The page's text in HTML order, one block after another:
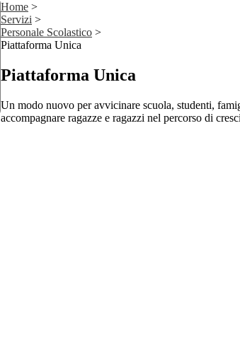
Home >
Servizi >
Personale Scolastico >
Piattaforma Unica
Piattaforma Unica
Un modo nuovo per avvicinare scuola, studenti,
accompagnare ragazze e ragazzi nel percorso di